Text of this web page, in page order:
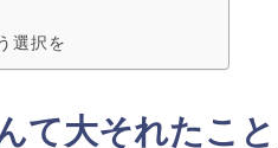
選択を
て大それたこ